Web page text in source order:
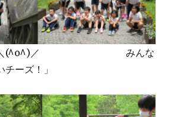
た～＼(^o^)／ みんな
ーズ！」